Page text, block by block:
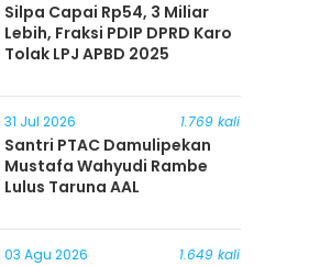
Silpa Capai Rp54, 3 Miliar
Lebih, Fraksi PDIP DPRD Karo
Tolak LPJ APBD 2025
31 Jul 2026 1.769 kali
Santri PTAC Damulipekan
Mustafa Wahyudi Rambe
Lulus Taruna AAL
03 Agu 2026 1.649 kali